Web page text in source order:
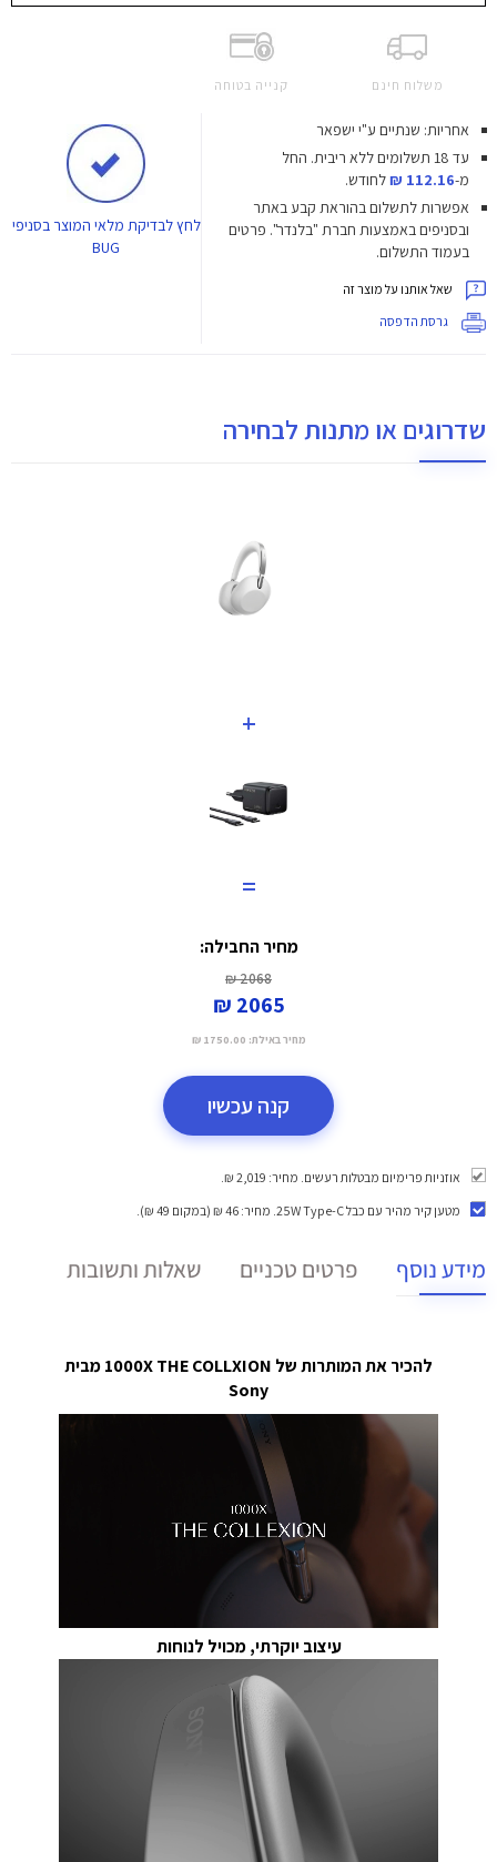
משלוח חינם קנייה בטוחה
אחריות: שנתיים ע"י ישפאר
עד 18 תשלומים ללא ריבית.
החל
מ-112.16 ₪
לחודש.
אפשרות לתשלום בהוראת קבע באתר
ובסניפים באמצעות חברת "בלנדר". פרטים
בעמוד התשלום.
שאל אותנו על מוצר זה
גרסת הדפסה
לחץלבדיקת מלאי המוצר בסניפי
BUG
שדרוגים או מתנות לבחירה
+
=
מחיר החבילה:
2068 ₪
2065 ₪
מחיר באילת: 1750.00 ₪
קנה עכשיו
אוזניות פרימיום מבטלות רעשים. מחיר: 2,019 ₪.
מטען קיר מהיר עם כבל 25W Type-C
. מחיר: 46 ₪ (במקום 49 ₪).
מידע נוסף פרטים טכניים שאלות ותשובות
להכיר את המותרות של 1000X THE COLLXION מבית
Sony
עיצוב יוקרתי, מכויל לנוחות